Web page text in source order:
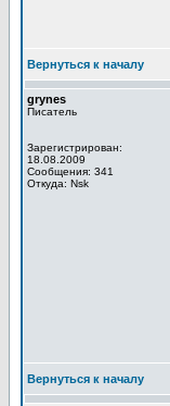
Вернуться к началу
grynes
Писатель
Зарегистрирован:
18.08.2009
Сообщения: 341
Откуда: Nsk
Вернуться к началу